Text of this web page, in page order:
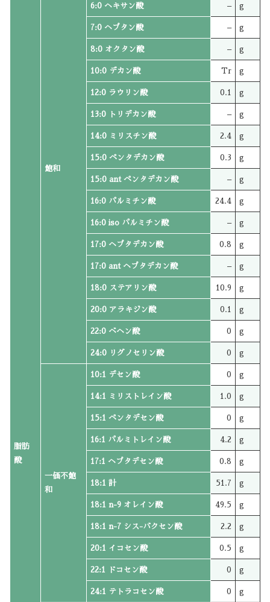
脂肪
酸
飽和
6:0 ヘキサン酸 – g
7:0 ヘプタン酸 – g
8:0 オクタン酸 – g
10:0 デカン酸 Tr g
12:0 ラウリン酸 0.1 g
13:0 トリデカン酸 – g
14:0 ミリスチン酸 2.4 g
15:0 ペンタデカン酸 0.3 g
15:0 ant ペンタデカン酸 – g
16:0 パルミチン酸 24.4 g
16:0 iso パルミチン酸 – g
17:0 ヘプタデカン酸 0.8 g
17:0 ant ヘプタデカン酸 – g
18:0 ステアリン酸 10.9 g
20:0 アラキジン酸 0.1 g
22:0 ベヘン酸 0 g
24:0 リグノセリン酸 0 g
一価不飽
和
10:1 デセン酸 0 g
14:1 ミリストレイン酸 1.0 g
15:1 ペンタデセン酸 0 g
16:1 パルミトレイン酸 4.2 g
17:1 ヘプタデセン酸 0.8 g
18:1 計 51.7 g
18:1 n-9 オレイン酸 49.5 g
18:1 n-7 シス-バクセン酸 2.2 g
20:1 イコセン酸 0.5 g
22:1 ドコセン酸 0 g
24:1 テトラコセン酸 0 g